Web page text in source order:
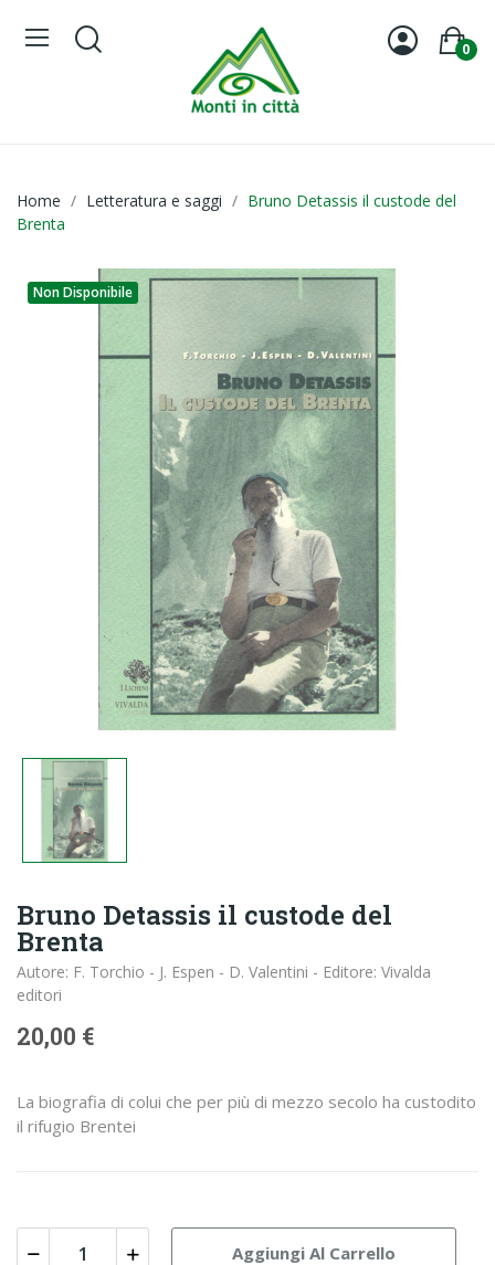
0
Home Letteratura e saggi
Bruno Detassis il custode del
Brenta
Non Disponibile
Bruno Detassis il custode del
Brenta
Autore: F. Torchio - J. Espen - D. Valentini - Editore: Vivalda
editori
20,00 €
La biografia di colui che per più di mezzo secolo ha custodito
il rifugio Brentei
Aggiungi Al Carrello